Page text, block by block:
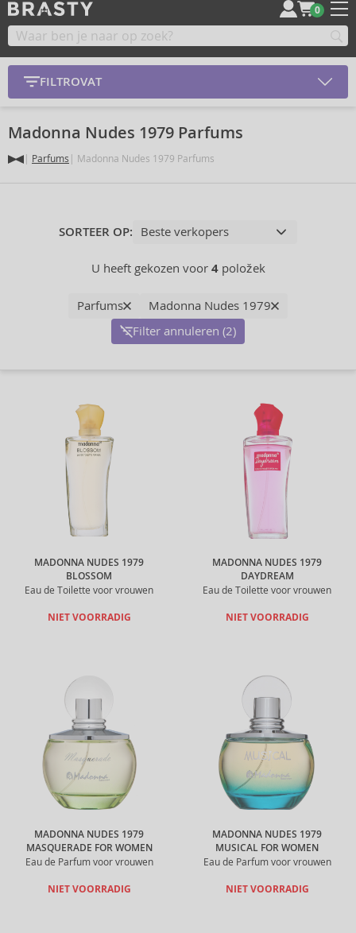
0
FILTROVAT
Madonna Nudes 1979 Parfums
Parfums Madonna Nudes 1979 Parfums
SORTEER OP:
U heeft gekozen voor 4položek
Parfums
Madonna Nudes 1979
Filter annuleren (2)
MADONNA NUDES 1979
BLOSSOM
Eau de Toilette voor vrouwen
NIET VOORRADIG
MADONNA NUDES 1979
DAYDREAM
Eau de Toilette voor vrouwen
NIET VOORRADIG
MADONNA NUDES 1979
MASQUERADE FOR WOMEN
Eau de Parfum voor vrouwen
NIET VOORRADIG
MADONNA NUDES 1979
MUSICAL FOR WOMEN
Eau de Parfum voor vrouwen
NIET VOORRADIG